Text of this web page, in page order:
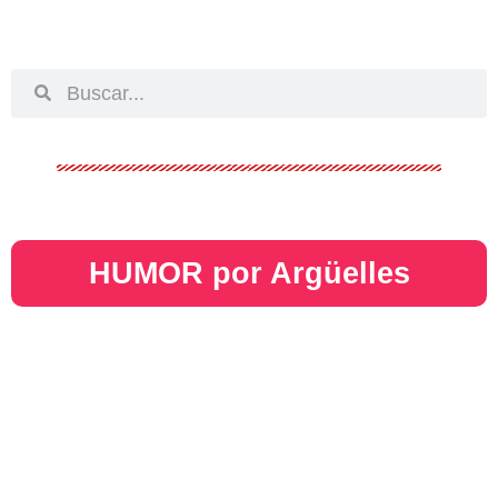
HUMOR por Argüelles​